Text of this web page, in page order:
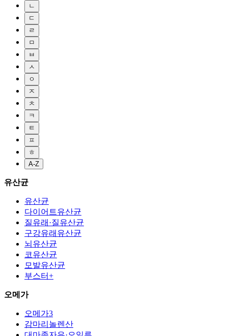
ㄴ
ㄷ
ㄹ
ㅁ
ㅂ
ㅅ
ㅇ
ㅈ
ㅊ
ㅋ
ㅌ
ㅍ
ㅎ
A-Z
유산균
유산균
다이어트유산균
질유래·질유산균
구강유래유산균
뇌유산균
코유산균
모발유산균
부스터+
오메가
오메가3
감마리놀렌산